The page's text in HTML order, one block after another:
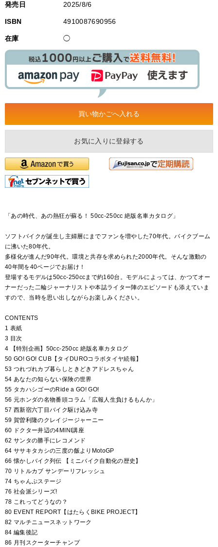
発売日 2025/8/6
ISBN 4910087690956
在庫 ◯
お気に入りに登録する
「あの時代、あの熱狂が蘇る！ 50cc-250cc 絶版名車カタログ」
ソフトバイクが誕生し主婦層にまでファンを増やした70年代。バイクブーム
に沸いた80年代。
多様化が進んだ90年代。環境と共存を求められた2000年代。そんな激動の
40年間を40ページでお届け！
登場するモデルは50cc-250ccまで約160台。モデルによっては、かつてオー
ナーだった二輪ジャーナリストや本誌ライター陣のエピソードも添えていま
すので、当時を思い出しながらお楽しみください。
CONTENTS
1 表紙
3 目次
4 【特別企画】50cc-250cc 絶版名車カタログ
50 GO! GO! CUB【タイDUROコラボタイヤ続報】
53 つれづれカブ暮らしときどきアドレスちゃん
54 あなたの知らない保険の世界
55 タカハシゴーのRide a GO! GO!
56 元ホンダの名物番頭コラム「広報人生負けるもんか」
57 西新宿六丁目バイク駆け込み寺
59 賀曽利隆のクレイジージャーニー
60 ドクター井辺の4MINI講座
62 サンタの勝手にレコメンド
64 ササキタカシの三度の飯よりMotoGP
66 懐かしバイク列伝 【ミニバイク自動化の歴史】
70 リトルカブ サンデーリフレッシュ
74 ちゃんぷステージ
76 社会派シリーズ!
78 これってどうなの？
80 EVENT REPORT【はたらくBIKE PROJECT】
82 マルチニュースネットワーク
84 編集後記
86 月刊スクーターチャンプ